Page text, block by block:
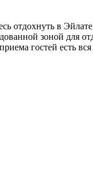
отдохнуть в
зоной для
гостей есть